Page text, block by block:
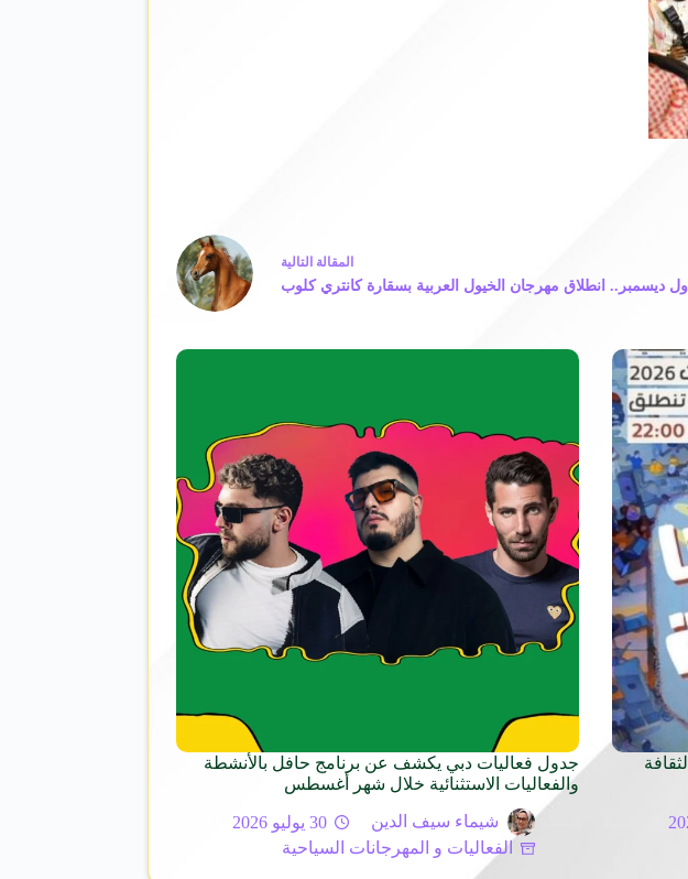
المقالة التالية
أول ديسمبر.. انطلاق مهرجان الخيول العربية بسقارة كانتري كلوب
جدول فعاليات دبي يكشف عن برنامج حافل بالأنشطة
والفعاليات الاستثنائية خلال شهر أغسطس
شيماء سيف الدين
30 يوليو 2026
الفعاليات و المهرجانات السياحية